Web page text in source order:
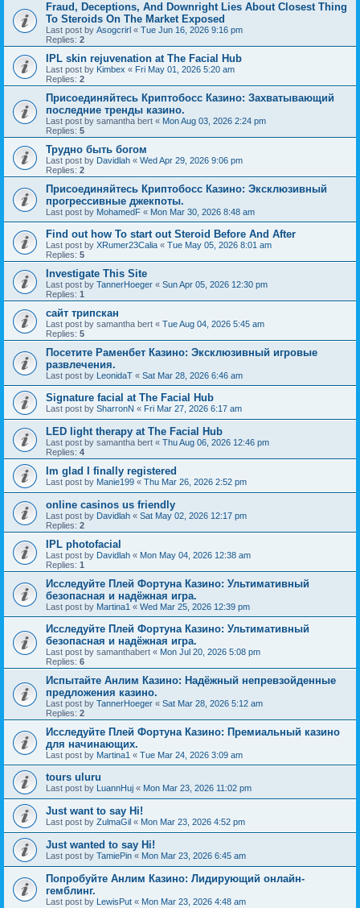
Fraud, Deceptions, And Downright Lies About Closest Thing
To Steroids On The Market Exposed
Last post by Asogcrirl « Tue Jun 16, 2026 9:16 pm
Replies: 2
IPL skin rejuvenation at The Facial Hub
Last post by Kimbex « Fri May 01, 2026 5:20 am
Replies: 2
Присоединяйтесь Криптобосс Казино: Захватывающий
последние тренды казино.
Last post by samantha bert « Mon Aug 03, 2026 2:24 pm
Replies: 5
Трудно быть богом
Last post by Davidlah « Wed Apr 29, 2026 9:06 pm
Replies: 2
Присоединяйтесь Криптобосс Казино: Эксклюзивный
прогрессивные джекпоты.
Last post by MohamedF « Mon Mar 30, 2026 8:48 am
Find out how To start out Steroid Before And After
Last post by XRumer23Calia « Tue May 05, 2026 8:01 am
Replies: 5
Investigate This Site
Last post by TannerHoeger « Sun Apr 05, 2026 12:30 pm
Replies: 1
сайт трипскан
Last post by samantha bert « Tue Aug 04, 2026 5:45 am
Replies: 5
Посетите Раменбет Казино: Эксклюзивный игровые
развлечения.
Last post by LeonidaT « Sat Mar 28, 2026 6:46 am
Signature facial at The Facial Hub
Last post by SharronN « Fri Mar 27, 2026 6:17 am
LED light therapy at The Facial Hub
Last post by samantha bert « Thu Aug 06, 2026 12:46 pm
Replies: 4
Im glad I finally registered
Last post by Manie199 « Thu Mar 26, 2026 2:52 pm
online casinos us friendly
Last post by Davidlah « Sat May 02, 2026 12:17 pm
Replies: 2
IPL photofacial
Last post by Davidlah « Mon May 04, 2026 12:38 am
Replies: 1
Исследуйте Плей Фортуна Казино: Ультимативный
безопасная и надёжная игра.
Last post by Martina1 « Wed Mar 25, 2026 12:39 pm
Исследуйте Плей Фортуна Казино: Ультимативный
безопасная и надёжная игра.
Last post by samanthabert « Mon Jul 20, 2026 5:08 pm
Replies: 6
Испытайте Анлим Казино: Надёжный непревзойденные
предложения казино.
Last post by TannerHoeger « Sat Mar 28, 2026 5:12 am
Replies: 2
Исследуйте Плей Фортуна Казино: Премиальный казино
для начинающих.
Last post by Martina1 « Tue Mar 24, 2026 3:09 am
tours uluru
Last post by LuannHuj « Mon Mar 23, 2026 11:02 pm
Just want to say Hi!
Last post by ZulmaGil « Mon Mar 23, 2026 4:52 pm
Just wanted to say Hi!
Last post by TamiePin « Mon Mar 23, 2026 6:45 am
Попробуйте Анлим Казино: Лидирующий онлайн-
гемблинг.
Last post by LewisPut « Mon Mar 23, 2026 4:48 am